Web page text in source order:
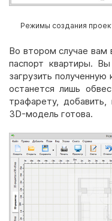
Режимы создания
Во втором случае вам
паспорт квартиры.
загрузить
останется лишь
трафарету,
3D-модель готова.